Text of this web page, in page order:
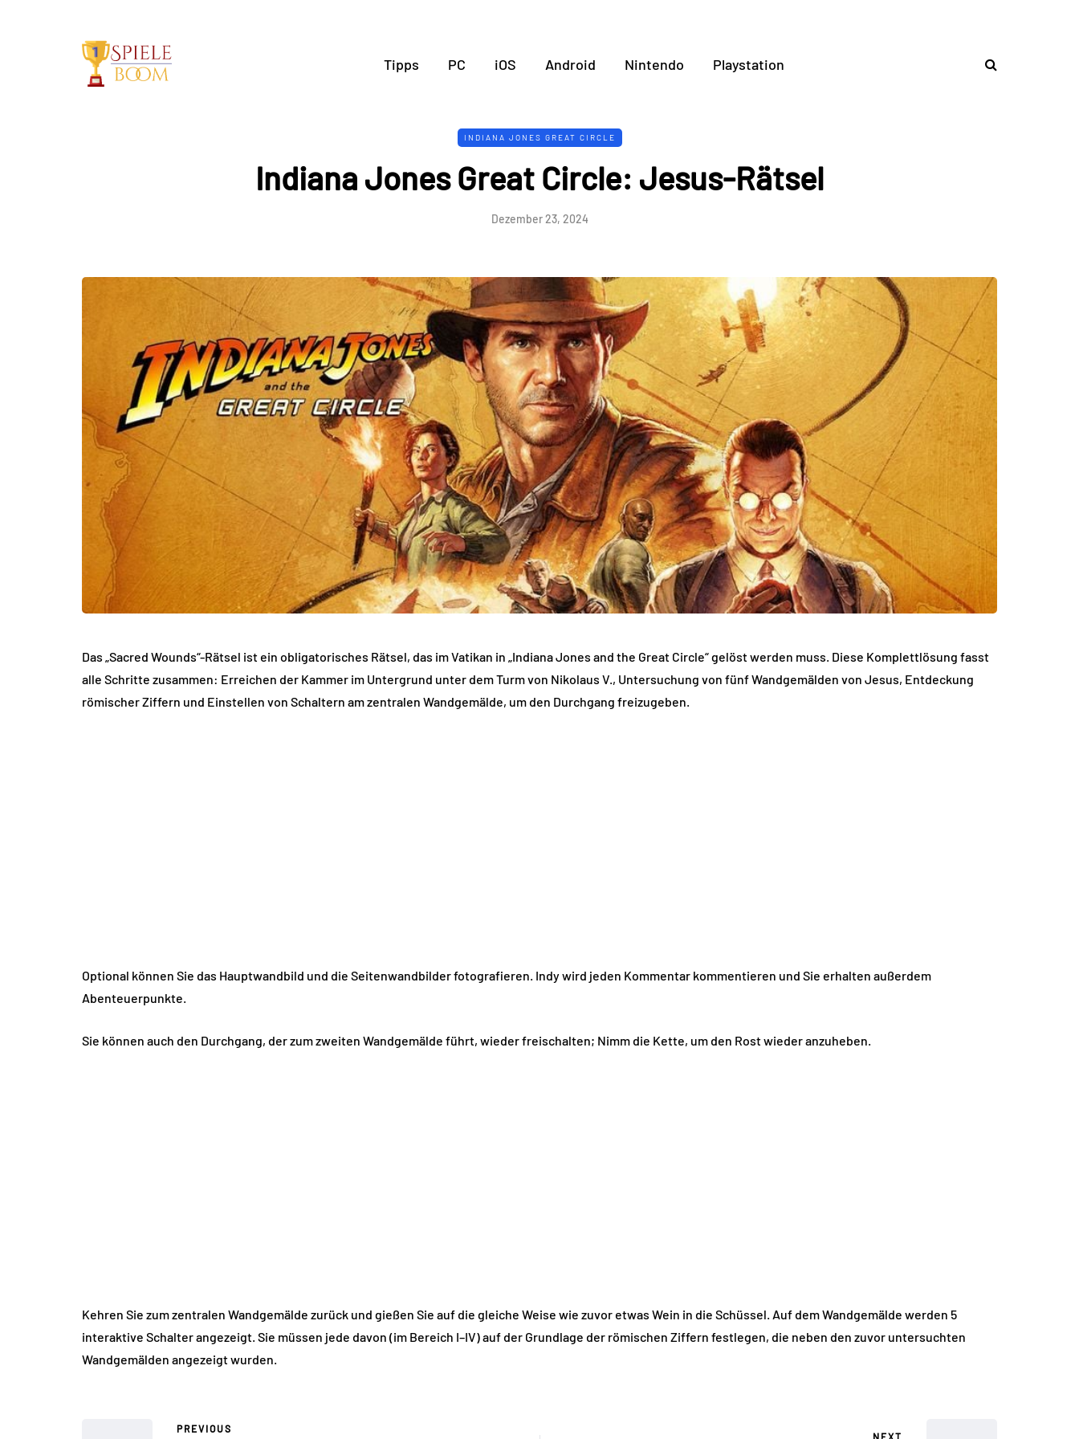
Tipps PC iOS Android Nintendo Playstation
INDIANA JONES GREAT CIRCLE
Indiana Jones Great Circle: Jesus-Rätsel
Dezember 23, 2024
Das „Sacred Wounds“-Rätsel ist ein obligatorisches Rätsel, das im Vatikan in „Indiana Jones and the Great Circle“ gelöst werden muss. Diese Komplettlösung fasst
alle Schritte zusammen: Erreichen der Kammer im Untergrund unter dem Turm von Nikolaus V., Untersuchung von fünf Wandgemälden von Jesus, Entdeckung
römischer Ziffern und Einstellen von Schaltern am zentralen Wandgemälde, um den Durchgang freizugeben.
Optional können Sie das Hauptwandbild und die Seitenwandbilder fotografieren. Indy wird jeden Kommentar kommentieren und Sie erhalten außerdem
Abenteuerpunkte.
Sie können auch den Durchgang, der zum zweiten Wandgemälde führt, wieder freischalten; Nimm die Kette, um den Rost wieder anzuheben.
Kehren Sie zum zentralen Wandgemälde zurück und gießen Sie auf die gleiche Weise wie zuvor etwas Wein in die Schüssel. Auf dem Wandgemälde werden 5
interaktive Schalter angezeigt. Sie müssen jede davon (im Bereich I–IV) auf der Grundlage der römischen Ziffern festlegen, die neben den zuvor untersuchten
Wandgemälden angezeigt wurden.
PREVIOUS